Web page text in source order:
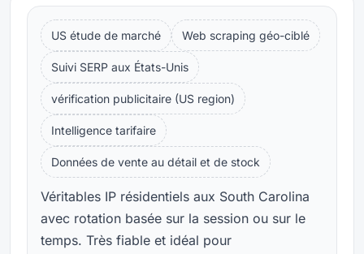
US étude de marché Web scraping géo-ciblé
Suivi SERP aux États-Unis
vérification publicitaire (US region)
Intelligence tarifaire
Données de vente au détail et de stock
Véritables IP résidentiels aux South Carolina
avec rotation basée sur la session ou sur le
temps. Très fiable et idéal pour